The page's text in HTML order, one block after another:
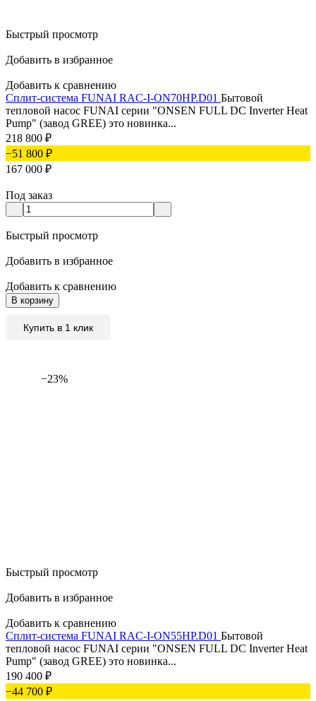
Быстрый просмотр
Добавить в избранное
Добавить к сравнению
Сплит-система FUNAI RAC-I-ON70HP.D01 Бытовой
тепловой насос FUNAI серии "ONSEN FULL DC Inverter Heat
Pump" (завод GREE) это новинка...
218 800 ₽
−51 800 ₽
167 000 ₽
Под заказ
Быстрый просмотр
Добавить в избранное
Добавить к сравнению
В корзину
Купить в 1 клик
−23%
Быстрый просмотр
Добавить в избранное
Добавить к сравнению
Сплит-система FUNAI RAC-I-ON55HP.D01 Бытовой
тепловой насос FUNAI серии "ONSEN FULL DC Inverter Heat
Pump" (завод GREE) это новинка...
190 400 ₽
−44 700 ₽